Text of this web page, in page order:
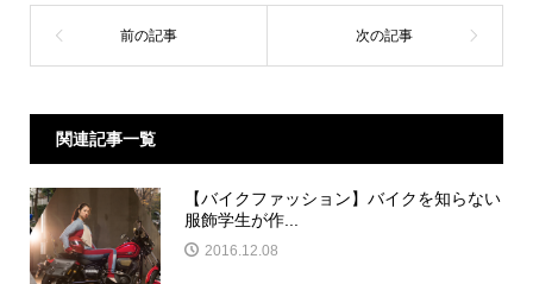
関連記事一覧
【バイクファッション】バイクを知らない
服飾学生が作...
2016.12.08